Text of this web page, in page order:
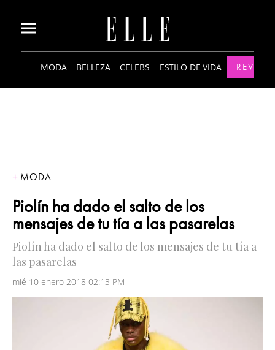
MODA BELLEZA CELEBS ESTILO DE VIDA
MODA
Piolín ha dado el salto de los
mensajes de tu tía a las pasarelas
Piolín ha dado el salto de los mensajes de tu tía a
las pasarelas
mié 10 enero 2018 02:13 PM